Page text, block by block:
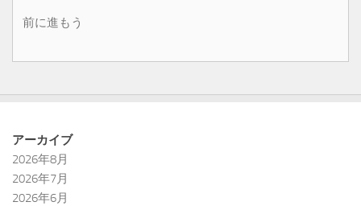
前に進もう
アーカイブ
2026年8月
2026年7月
2026年6月